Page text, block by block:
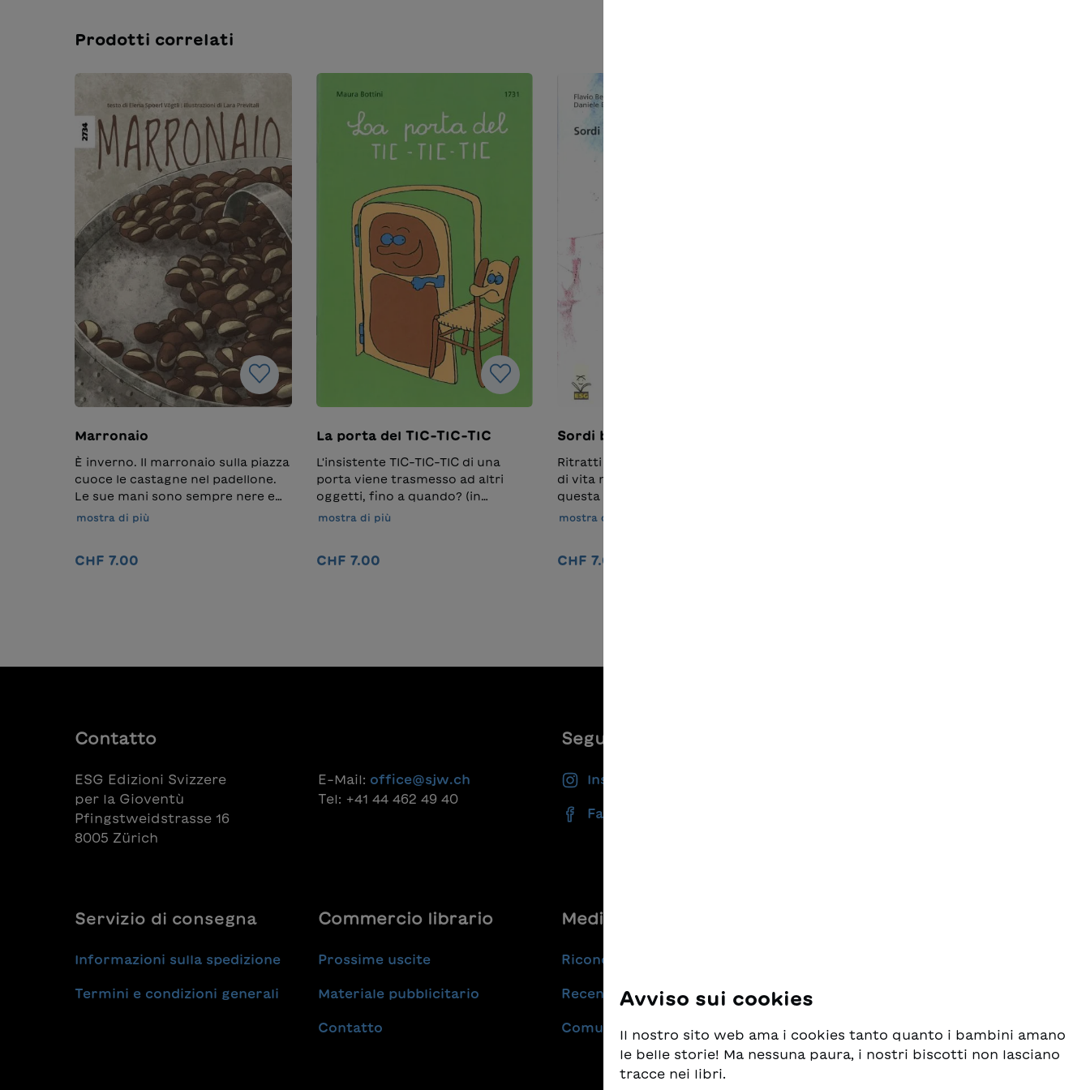
Prodotti correlati
Marronaio
È inverno. Il marronaio sulla piazza
cuoce le castagne nel padellone.
Le sue mani sono sempre nere e
tuttavia sono pulite: ma com’è
pancia e il cuore. In piazza c’è un
mostra di più
CHF 7.00
La porta del TIC-TIC-TIC
L'insistente TIC-TIC-TIC di una
porta viene trasmesso ad altri
oggetti, fino a quando? (in
corsivo)
mostra di più
CHF 7.00
Sordi boati in Val Riviera
Ritratti di personaggi e momenti
di vita nelle cave nel passato di
questa Valle.
mostra di più
CHF 7.00
Contatto
ESG Edizioni Svizzere
per la Gioventù
Pfingstweidstrasse 16
8005 Zürich
E-Mail: office@sjw.ch
Tel: +41 44 462 49 40
Seguiteci
Instagram
Facebook
Servizio di consegna
Informazioni sulla spedizione
Termini e condizioni generali
Commercio librario
Prossime uscite
Materiale pubblicitario
Contatto
Medie
Riconoscimenti
Recensioni
Comunicati stampa
Avviso sui cookies
Il nostro sito web ama i cookies tanto quanto i bambini amano
le belle storie! Ma nessuna paura, i nostri biscotti non lasciano
tracce nei libri.